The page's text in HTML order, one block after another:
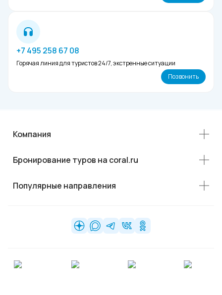
+7 495 258 67 08
Горячая линия для туристов 24/7, экстренные ситуации
Позвонить
Компания
Бронирование туров на coral.ru
Популярные направления